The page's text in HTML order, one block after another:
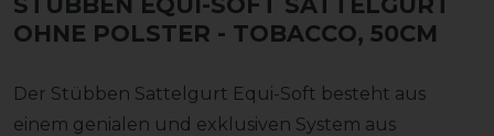
OHNE POLSTER - TOBACCO, 50CM
Der Stübben Sattelgurt Equi-Soft besteht aus
einem genialen und exklusiven System aus